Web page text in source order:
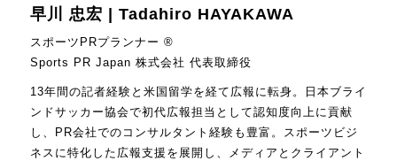
早川 忠宏 | Tadahiro HAYAKAWA
スポーツPRプランナー ®
Sports PR Japan 株式会社 代表取締役
13年間の記者経験と米国留学を経て広報に転身。日本ブライ
ンドサッカー協会で初代広報担当として認知度向上に貢献
し、PR会社でのコンサルタント経験も豊富。スポーツビジ
ネスに特化した広報支援を展開し、メディアとクライアント